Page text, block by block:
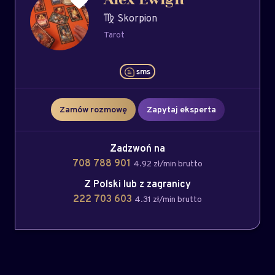
Skorpion
Tarot
sms
Zamów rozmowę Zapytaj eksperta
Zadzwoń na
708 788 901 4.92 zł/min brutto
Z Polski lub z zagranicy
222 703 603 4.31 zł/min brutto